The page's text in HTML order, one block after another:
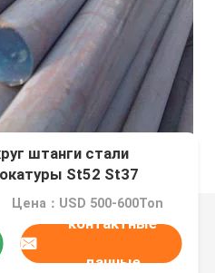
штанги стали
St52 St37
Od200mm
Цена：USD 500-600Ton
контактные
данные